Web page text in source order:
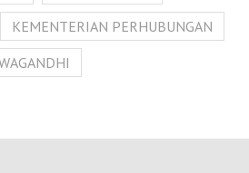
KEMENTERIAN PERHUBUNGAN